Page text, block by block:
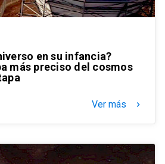
en su infancia?
más preciso del cosmos
Ver más keyboard_arrow_right